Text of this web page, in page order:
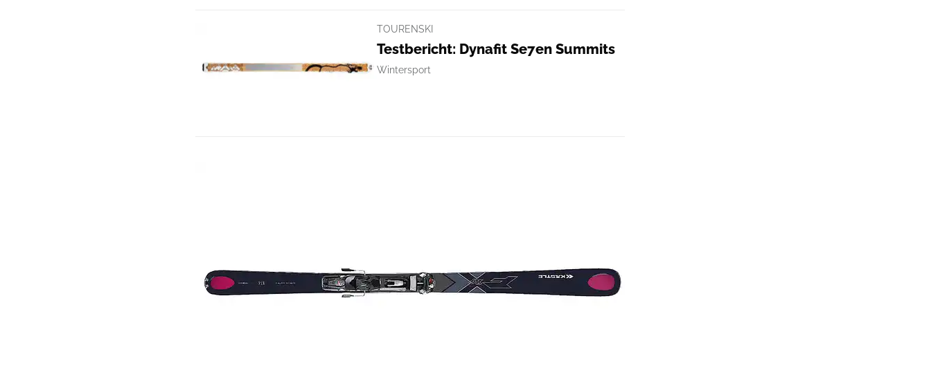
TOURENSKI
Testbericht: Dynafit Se7en Summits
Wintersport